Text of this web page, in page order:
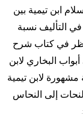
ابن تيمية بين
في التأليف نسبة
نظر في كتاب شرح
البخاري لابن
لابن تيمية
إلى النحاس